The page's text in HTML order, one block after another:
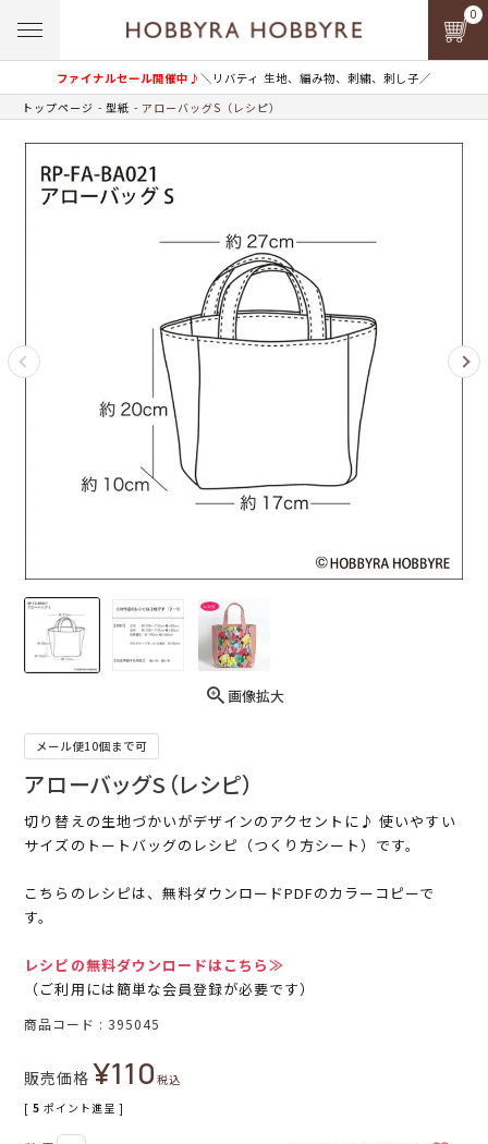
ファイナルセール開催中♪＼リバティ 生地、編み物、刺繍、刺し子／
0
トップページ 型紙 アローバッグS（レシピ）
画像拡大
メール便10個まで可
アローバッグS（レシピ）
切り替えの生地づかいがデザインのアクセントに♪ 使いやすい
サイズのトートバッグのレシピ（つくり方シート）です。
こちらのレシピは、無料ダウンロードPDFのカラーコピーで
す。
レシピの無料ダウンロードはこちら≫
（ご利用には簡単な会員登録が必要です）
商品コード 395045
販売価格 ¥110税込
[ 5 ポイント進呈 ]